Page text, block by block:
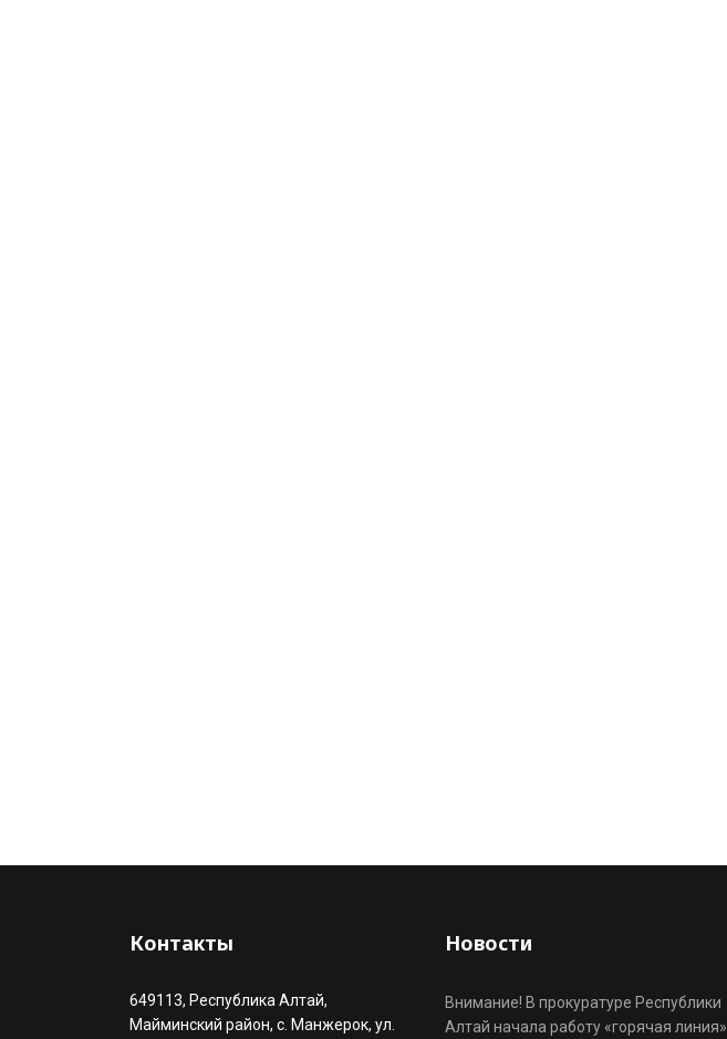
Контакты
649113, Республика Алтай,
Майминский район, с. Манжерок, ул.
Новости
Внимание! В прокуратуре Республики
Алтай начала работу «горячая линия»